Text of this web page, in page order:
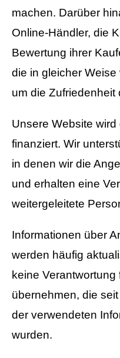
machen. Darüber
Online-Händler, die
Bewertung ihrer
die in gleicher
um die
Unsere Website
finanziert. Wir
in denen wir die
und erhalten eine
weitergeleitete
Informationen über
werden häufig
keine
übernehmen, die
der verwendeten
wurden.